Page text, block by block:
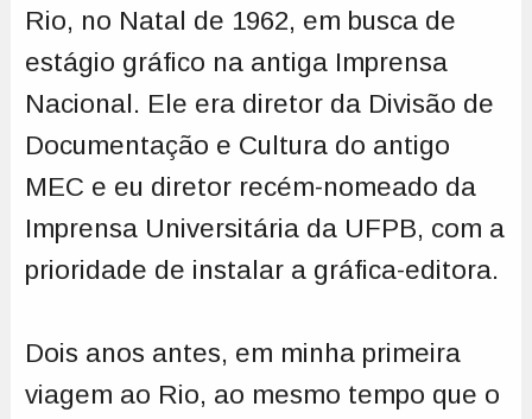
Rio, no Natal de 1962, em busca de
estágio gráfico na antiga Imprensa
Nacional. Ele era diretor da Divisão de
Documentação e Cultura do antigo
MEC e eu diretor recém-nomeado da
Imprensa Universitária da UFPB, com a
prioridade de instalar a gráfica-editora.
Dois anos antes, em minha primeira
viagem ao Rio, ao mesmo tempo que o